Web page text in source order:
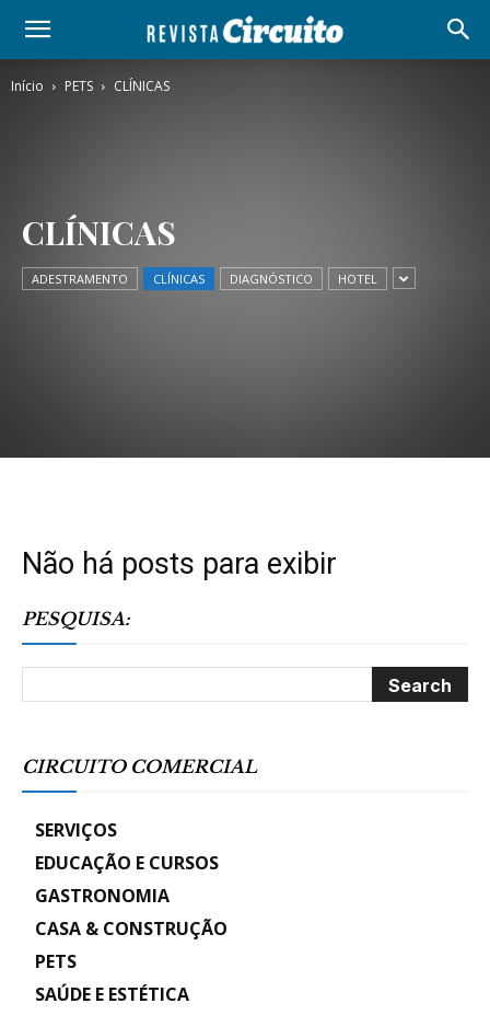
Início PETS CLÍNICAS
CLÍNICAS
ADESTRAMENTO CLÍNICAS DIAGNÓSTICO HOTEL
Não há posts para exibir
PESQUISA:
CIRCUITO COMERCIAL
SERVIÇOS
EDUCAÇÃO E CURSOS
GASTRONOMIA
CASA & CONSTRUÇÃO
PETS
SAÚDE E ESTÉTICA